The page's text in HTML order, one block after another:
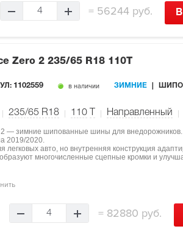
4 = 56244 руб.
Zero 2 235/65 R18 110T
1102559 в наличии ЗИМНИЕ
235/65 R18 110 Направленный
2 — зимние шипованные шины для внедорожников.
2019/2020.
легковых авто, но внутренняя конструкция
образуют многочисленные сцепные кромки и
4 =82880 руб.